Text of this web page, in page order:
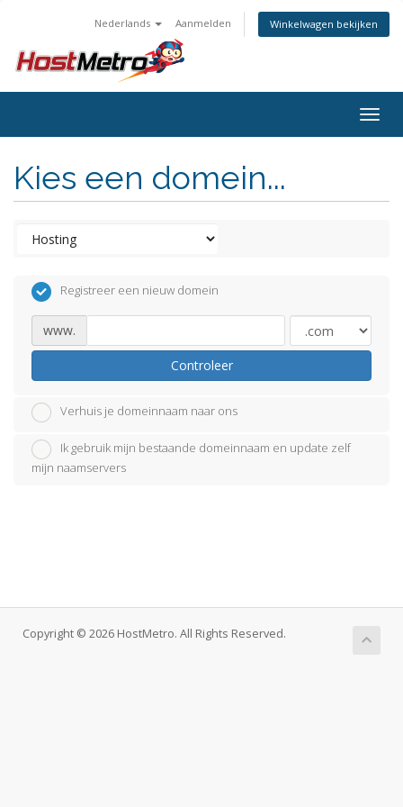
Nederlands Aanmelden Winkelwagen bekijken
Kies een domein...
Registreer een nieuw domein
www.
Controleer
Verhuis je domeinnaam naar ons
Ik gebruik mijn bestaande domeinnaam en update zelf
mijn naamservers
Copyright © 2026 HostMetro. All Rights Reserved.